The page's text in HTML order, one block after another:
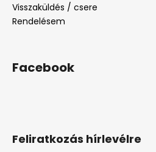
Feliratkozás hírlevélre
Visszaküldés / csere
Rendelésem
Facebook